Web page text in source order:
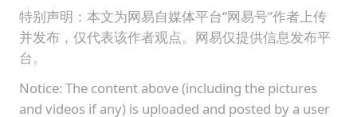
特别声明：本文为网易自媒体平台“网易号”作者上传
并发布，仅代表该作者观点。网易仅提供信息发布平
台。
Notice: The content above (including the pictures
and videos if any) is uploaded and posted by a user